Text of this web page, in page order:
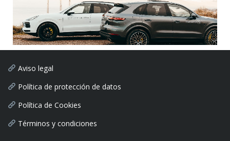
Aviso legal
Política de protección de datos
Política de Cookies
Términos y condiciones